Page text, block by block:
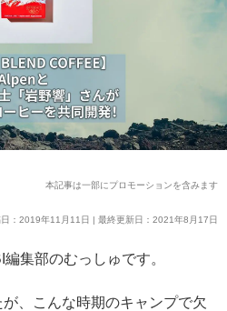
本記事は一部にプロモーションを含みます
：2019年11月11日 | 最終更新日：2021年8月17日
集部のむっしゅです。
、こんな時期のキャンプで欠